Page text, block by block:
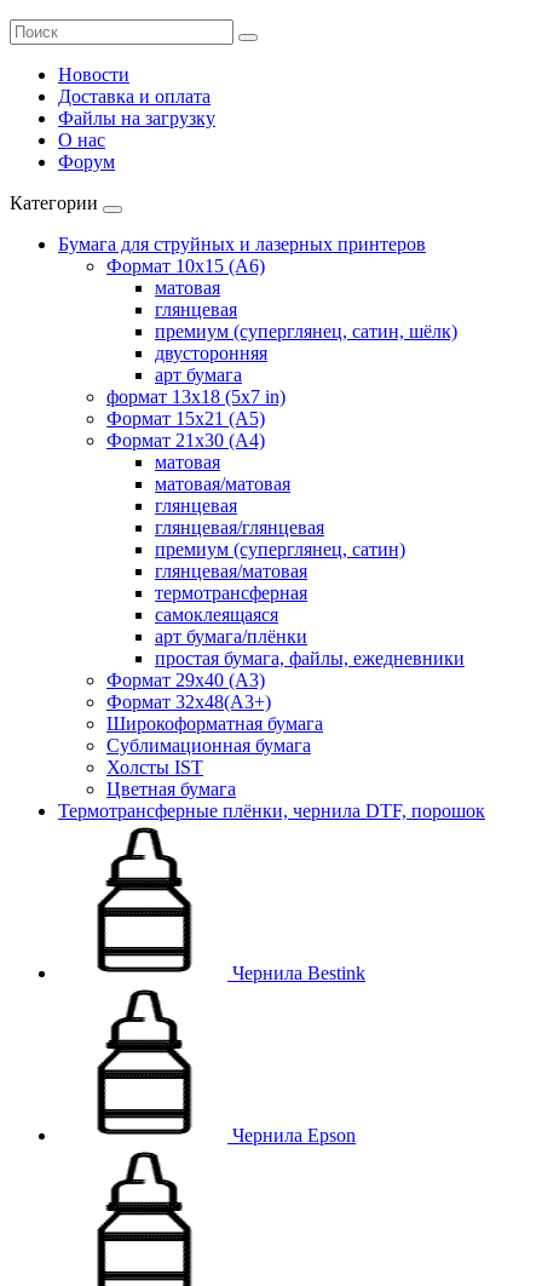
Новости
Доставка и оплата
Файлы на загрузку
О нас
Форум
Категории
Бумага для струйных и лазерных принтеров
Формат 10х15 (A6)
матовая
глянцевая
премиум (суперглянец, сатин, шёлк)
двусторонняя
арт бумага
формат 13x18 (5x7 in)
Формат 15х21 (A5)
Формат 21х30 (А4)
матовая
матовая/матовая
глянцевая
глянцевая/глянцевая
премиум (суперглянец, сатин)
глянцевая/матовая
термотрансферная
самоклеящаяся
арт бумага/плёнки
простая бумага, файлы, ежедневники
Формат 29х40 (А3)
Формат 32х48(А3+)
Широкоформатная бумага
Сублимационная бумага
Холсты IST
Цветная бумага
Термотрансферные плёнки, чернила DTF, порошок
Чернила Bestink
Чернила Epson